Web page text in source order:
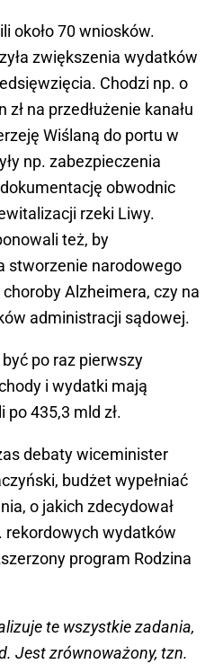
około 70 wniosków.
zwiększenia wydatków
Chodzi np. o
na przedłużenie kanału
Wiślaną do portu w
np. zabezpieczenia
obwodnic
rzeki Liwy.
też, by
stworzenie narodowego
Alzheimera, czy na
administracji sądowej.
po raz pierwszy
i wydatki mają
435,3 mld zł.
debaty wiceminister
budżet wypełniać
o jakich zdecydował
rekordowych wydatków
program Rodzina
te wszystkie zadania,
Jest zrównoważony, tzn.